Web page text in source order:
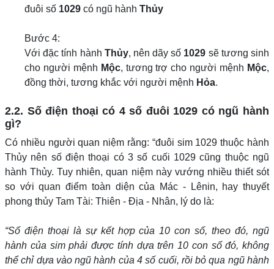
đuôi số 1029 có ngũ hành Thủy
Bước 4:
Với đặc tính hành Thủy, nên dãy số 1029 sẽ tương sinh
cho người mệnh Mộc, tương trợ cho người mệnh Mộc,
đồng thời, tương khắc với người mệnh Hỏa.
2.2. Số điện thoại có 4 số đuôi 1029 có ngũ hành
gì?
Có nhiều người quan niệm rằng: “đuôi sim 1029 thuộc hành
Thủy nên số điện thoại có 3 số cuối 1029 cũng thuộc ngũ
hành Thủy. Tuy nhiên, quan niệm này vướng nhiều thiết sót
so với quan điểm toàn diện của Mác - Lênin, hay thuyết
phong thủy Tam Tài: Thiên - Địa - Nhân, lý do là:
“Số điện thoại là sự kết hợp của 10 con số, theo đó, ngũ
hành của sim phải được tính dựa trên 10 con số đó, không
thể chỉ dựa vào ngũ hành của 4 số cuối, rồi bỏ qua ngũ hành